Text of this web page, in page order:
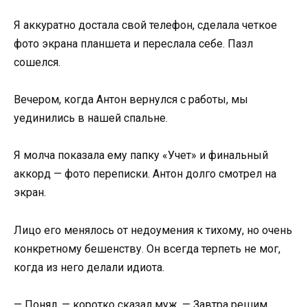
Я аккуратно достала свой телефон, сделала четкое
фото экрана планшета и переслала себе. Пазл
сошелся.
Вечером, когда Антон вернулся с работы, мы
уединились в нашей спальне.
Я молча показала ему папку «Учет» и финальный
аккорд — фото переписки. Антон долго смотрел на
экран.
Лицо его менялось от недоумения к тихому, но очень
конкретному бешенству. Он всегда терпеть не мог,
когда из него делали идиота.